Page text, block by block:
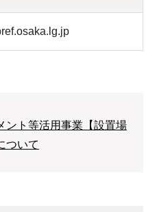
ント等活用事業【設置場
ついて